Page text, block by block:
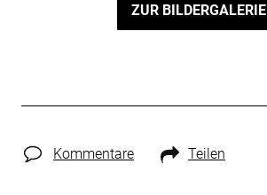
ZUR BILDERGALERIE
Kommentare Teilen